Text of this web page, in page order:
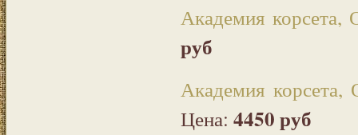
Академия корсета,
руб
Академия корсета,
Цена: 4450 руб